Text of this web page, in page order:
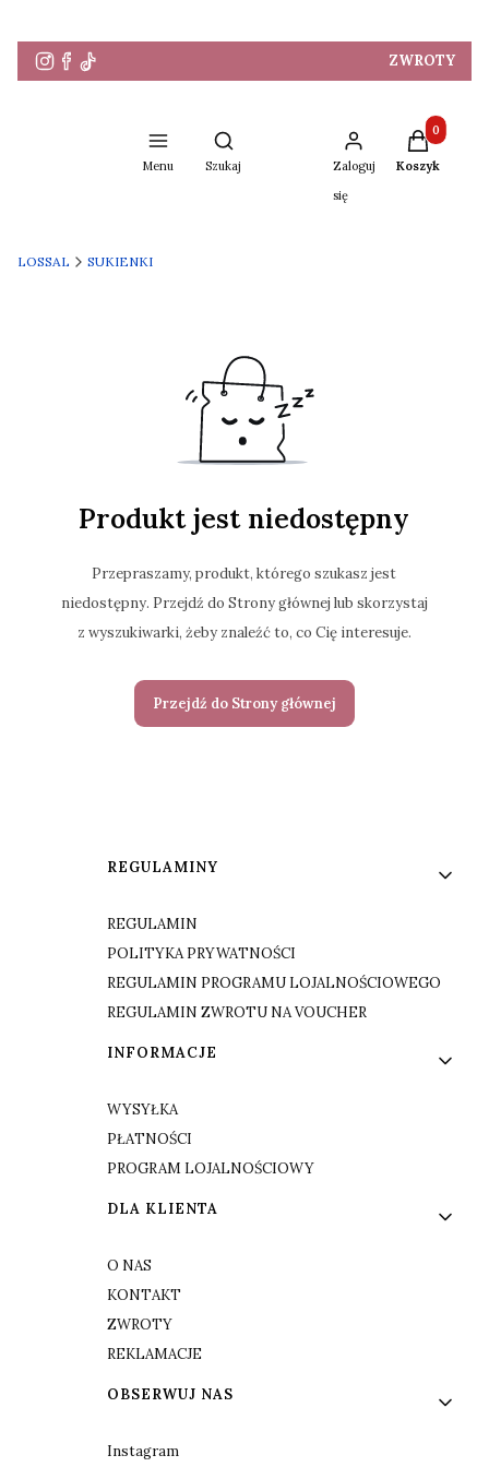
ZWROTY
Menu
Otwórz wyszukiwarkę
Szukaj
Zaloguj
się
Produkty
Koszyk
LOSSAL SUKIENKI
Produkt jest niedostępny
Przepraszamy, produkt, którego szukasz jest
niedostępny. Przejdź do Strony głównej lub skorzystaj
z wyszukiwarki, żeby znaleźć to, co Cię interesuje.
Przejdź do Strony głównej
Linki w stopce
REGULAMINY
REGULAMIN
POLITYKA PRYWATNOŚCI
REGULAMIN PROGRAMU LOJALNOŚCIOWEGO
REGULAMIN ZWROTU NA VOUCHER
INFORMACJE
WYSYŁKA
PŁATNOŚCI
PROGRAM LOJALNOŚCIOWY
DLA KLIENTA
O NAS
KONTAKT
ZWROTY
REKLAMACJE
OBSERWUJ NAS
Instagram